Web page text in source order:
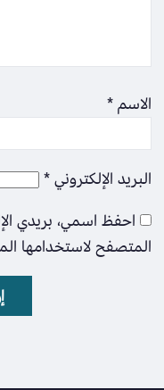
الاسم*
البريد الإلكتروني*
احفظ اسمي، بريدي
المتصفح لاستخدامها